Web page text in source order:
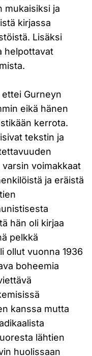
mukaisiksi ja
kirjassa
Lisäksi
helpottavat
Gurneyn
eikä hänen
kerrota.
tekstin ja
voimakkaat
ja eräistä
hän oli kirjaa
pelkkä
ollut vuonna 1936
boheemia
kanssa mutta
lähtien
huolissaan